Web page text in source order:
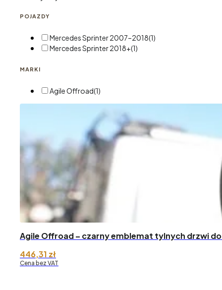
POJAZDY
Mercedes Sprinter 2007–2018(1)
Mercedes Sprinter 2018+(1)
MARKI
Agile Offroad(1)
Agile Offroad – czarny emblemat tylnych drzwi
446,31 zł
Cena bez VAT